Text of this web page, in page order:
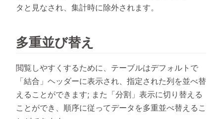
タと見なされ、集計時に除外されます。
多重並び替え
閲覧しやすくするために、テーブルはデフォルトで
「結合」ヘッダーに表示され、指定された列を並べ替
えることができます; また「分割」表示に切り替える
ことができ、順序に従ってデータを多重並べ替えるこ